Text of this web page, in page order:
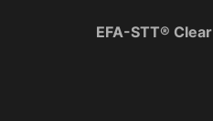
EFA-STT® Clear